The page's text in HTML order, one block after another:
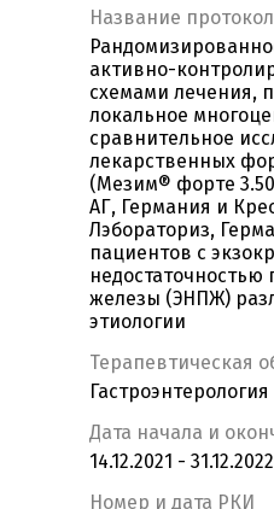
Название
активно-
схемами лечения,
локальное
сравнительное
лекарственных
(Мезим® форте
АГ, Германия и
Лэбораториз,
пациентов с
недостаточностью
железы (ЭНПЖ)
этиологии
Терапевтическая
Гастроэнтерология
Дата начала и
14.12.2021 - 31.12.2022
Номер и дата РКИ